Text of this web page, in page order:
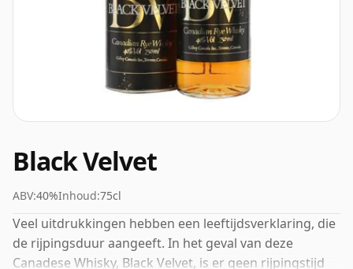
Black Velvet
ABV:40%Inhoud:75cl
Veel uitdrukkingen hebben een leeftijdsverklaring, die
de rijpingsduur aangeeft. In het geval van deze
Canadese Whisky, Black Velvet, is er geen rijpingstijd